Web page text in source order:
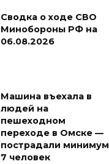
Сводка о ходе СВО
Минобороны РФ на
06.08.2026
Машина въехала в
людей на
пешеходном
переходе в Омске —
пострадали минимум
7 человек